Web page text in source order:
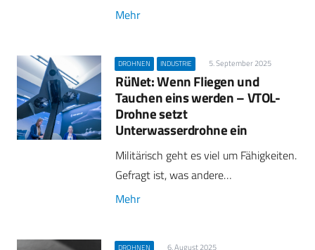
Mehr
DROHNEN INDUSTRIE 5. September 2025
RüNet: Wenn Fliegen und
Tauchen eins werden – VTOL-
Drohne setzt
Unterwasserdrohne ein
Militärisch geht es viel um Fähigkeiten.
Gefragt ist, was andere…
Mehr
DROHNEN 6. August 2025